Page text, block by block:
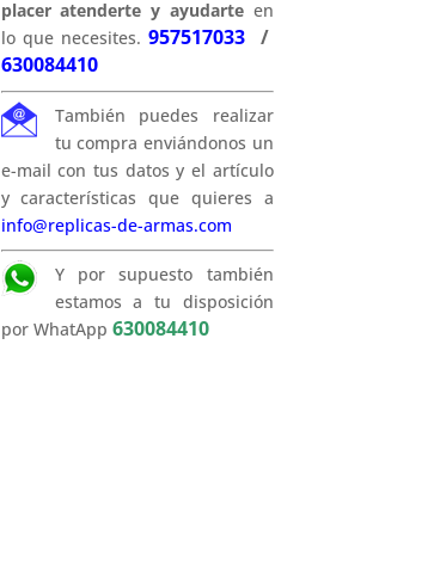
placer atenderte y ayudarteen
lo que necesites.957517033 /
630084410
También puedes realizar
tu compra enviándonos un
e-mail con tus datos y el artículo
y características que quieres a
info@replicas-de-armas.com
Y por supuesto también
estamos a tu disposición
por WhatApp 630084410